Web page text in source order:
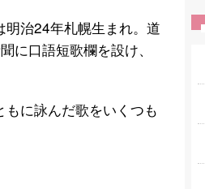
治24年札幌生まれ。道
口語短歌欄を設け、
に詠んだ歌をいくつも